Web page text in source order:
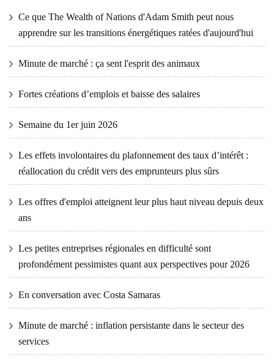
Ce que The Wealth of Nations d'Adam Smith peut nous
apprendre sur les transitions énergétiques ratées d'aujourd'hui
Minute de marché : ça sent l'esprit des animaux
Fortes créations d’emplois et baisse des salaires
Semaine du 1er juin 2026
Les effets involontaires du plafonnement des taux d’intérêt :
réallocation du crédit vers des emprunteurs plus sûrs
Les offres d'emploi atteignent leur plus haut niveau depuis deux
ans
Les petites entreprises régionales en difficulté sont
profondément pessimistes quant aux perspectives pour 2026
En conversation avec Costa Samaras
Minute de marché : inflation persistante dans le secteur des
services